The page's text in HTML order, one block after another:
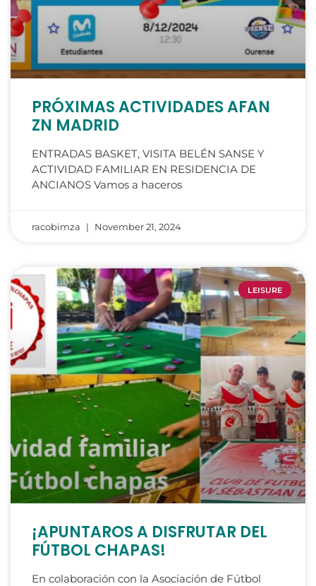
PRÓXIMAS ACTIVIDADES AFAN
ZN MADRID
ENTRADAS BASKET, VISITA BELÉN SANSE Y
ACTIVIDAD FAMILIAR EN RESIDENCIA DE
ANCIANOS Vamos a haceros
racobimza November 21, 2024
LEISURE
¡APUNTAROS A DISFRUTAR DEL
FÚTBOL CHAPAS!
En colaboración con la Asociación de Fútbol